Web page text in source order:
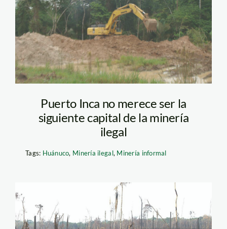
Puerto Inca no merece ser la
siguiente capital de la minería
ilegal
Tags: Huánuco, Minería ilegal, Minería informal
amz12